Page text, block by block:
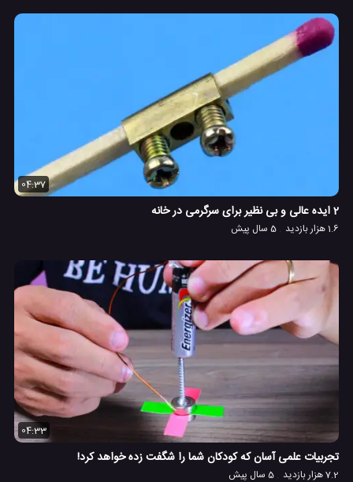
04:37
2 ایده عالی و بی نظیر برای سرگرمی در خانه
1.6 هزار بازدید 5 سال پیش
04:33
تجربیات علمی آسان که کودکان شما را شگفت زده خواهد کرد!
7.2 هزار بازدید 5 سال پیش